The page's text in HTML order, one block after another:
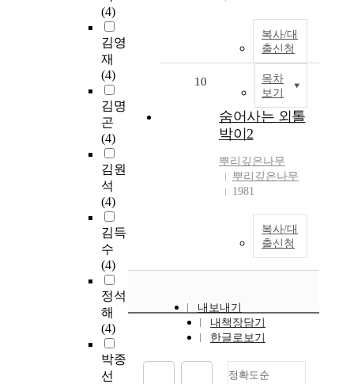
(4)
김영
재
(4)
김명
곤
(4)
김원
석
(4)
김득
수
(4)
정석
해
(4)
박종
선
복사/대
출신청
목차
보기
10
숨어사는 외톨
박이2
뿌리깊은나무
뿌리깊은나무
1981
복사/대
출신청
내보내기
내책장담기
한글로보기
정확도순